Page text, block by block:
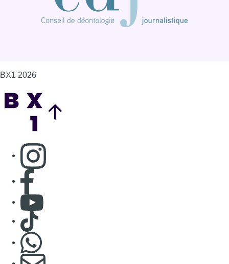
BX1 2026
Consulter page Instagram
Consulter page Facebook
Consulter Youtube
Consulter TikTok
S'abonner à notre newsletter